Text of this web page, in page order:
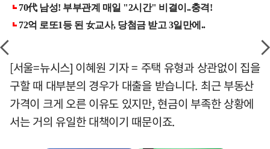
[서울=뉴시스] 이혜원 기자 = 주택 유형과 상관없이 집을
구할 때 대부분의 경우가 대출을 받습니다. 최근 부동산
가격이 크게 오른 이유도 있지만, 현금이 부족한 상황에
서는 거의 유일한 대책이기 때문이죠.